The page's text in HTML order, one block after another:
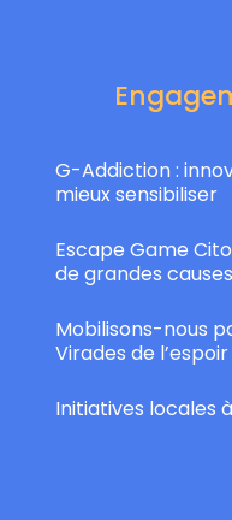
G-Addiction :
mieux sensibiliser
Escape Game
de grandes
Mobilisons-nous
Virades de l’espoir
Initiatives locales